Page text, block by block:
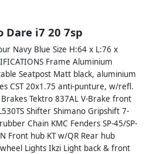
Dare i7 20 7sp
Navy Blue Size H:64 x L:76 x
Frame Aluminium
Seatpost Matt black, aluminium
CST 20x1.75 anti-punture, w/refl.
Tektro 837AL V-Brake front
Shifter Shimano Gripshift 7-
Chain KMC Fenders SP-45/SP-
Front hub KT w/QR Rear hub
Lights Ikzi Light back & front